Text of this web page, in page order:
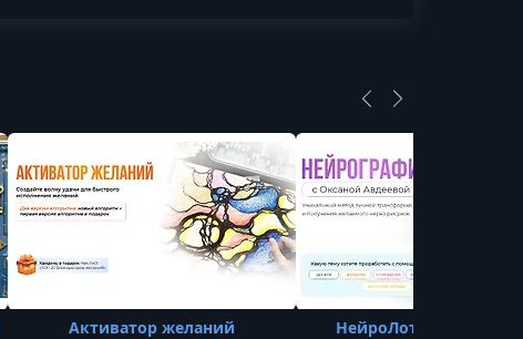
Активатор желаний НейроЛотос